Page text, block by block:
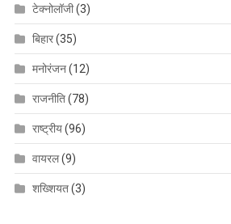
टेक्नोलॉजी(3)
बिहार(35)
मनोरंजन(12)
राजनीति(78)
राष्ट्रीय(96)
वायरल(9)
शख्शियत(3)